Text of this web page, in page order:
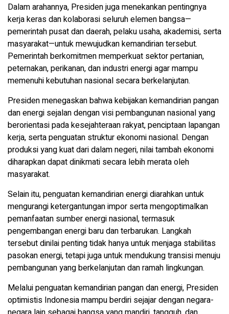
Dalam arahannya, Presiden juga menekankan pentingnya
kerja keras dan kolaborasi seluruh elemen bangsa—
pemerintah pusat dan daerah, pelaku usaha, akademisi, serta
masyarakat—untuk mewujudkan kemandirian tersebut.
Pemerintah berkomitmen memperkuat sektor pertanian,
peternakan, perikanan, dan industri energi agar mampu
memenuhi kebutuhan nasional secara berkelanjutan.
Presiden menegaskan bahwa kebijakan kemandirian pangan
dan energi sejalan dengan visi pembangunan nasional yang
berorientasi pada kesejahteraan rakyat, penciptaan lapangan
kerja, serta penguatan struktur ekonomi nasional. Dengan
produksi yang kuat dari dalam negeri, nilai tambah ekonomi
diharapkan dapat dinikmati secara lebih merata oleh
masyarakat.
Selain itu, penguatan kemandirian energi diarahkan untuk
mengurangi ketergantungan impor serta mengoptimalkan
pemanfaatan sumber energi nasional, termasuk
pengembangan energi baru dan terbarukan. Langkah
tersebut dinilai penting tidak hanya untuk menjaga stabilitas
pasokan energi, tetapi juga untuk mendukung transisi menuju
pembangunan yang berkelanjutan dan ramah lingkungan.
Melalui penguatan kemandirian pangan dan energi, Presiden
optimistis Indonesia mampu berdiri sejajar dengan negara-